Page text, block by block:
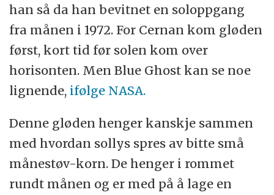
han så da han bevitnet en soloppgang
fra månen i 1972. For Cernan kom gløden
først, kort tid før solen kom over
horisonten. Men Blue Ghost kan se noe
lignende, ifølge NASA.
Denne gløden henger kanskje sammen
med hvordan sollys spres av bitte små
månestøv-korn. De henger i rommet
rundt månen og er med på å lage en